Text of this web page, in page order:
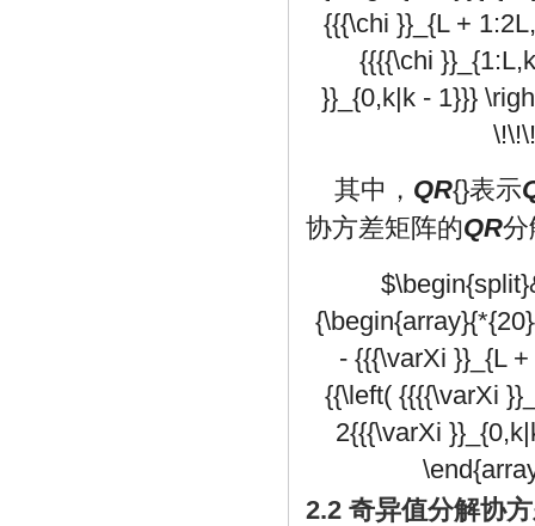
{{{\chi }}_{L +
{{{{\chi
}}_{0,k|k - 1}}}
其中， QR{}表示
协方差矩阵的QR
- {{{\varXi }}_{L
{{\left( {{{{\varXi
2{{{\varXi
2.2 奇异值分解协